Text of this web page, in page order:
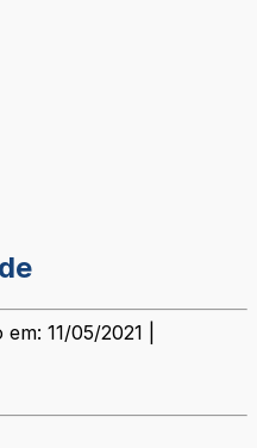
11/05/2021 |